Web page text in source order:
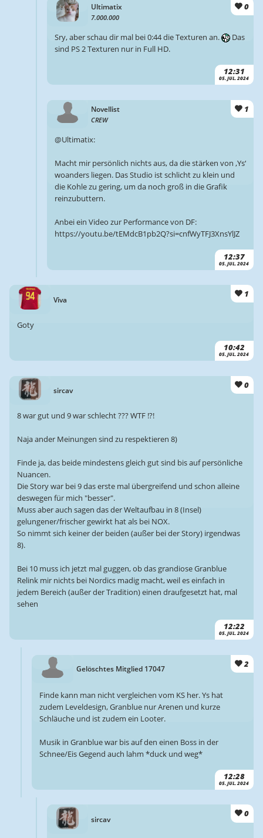
Ultimatix
7.000.000
0
12:31
05. JUL. 2024
Sry, aber schau dir mal bei 0:44 die Texturen an.
Das
sind PS 2 Texturen nur in Full HD.
Novellist
CREW
1
12:37
05. JUL. 2024
@Ultimatix:
Macht mir persönlich nichts aus, da die stärken von ‚Ys‘
woanders liegen. Das Studio ist schlicht zu klein und
die Kohle zu gering, um da noch groß in die Grafik
reinzubuttern.
Anbei ein Video zur Performance von DF:
https://youtu.be/tEMdcB1pb2Q?si=cnfWyTFJ3XnsYlJZ
Viva
1
10:42
05. JUL. 2024
Goty
sircav
0
12:22
05. JUL. 2024
8 war gut und 9 war schlecht ??? WTF !?!
Naja ander Meinungen sind zu respektieren 8)
Finde ja, das beide mindestens gleich gut sind bis auf persönliche
Nuancen.
Die Story war bei 9 das erste mal übergreifend und schon alleine
deswegen für mich "besser".
Muss aber auch sagen das der Weltaufbau in 8 (Insel)
gelungener/frischer gewirkt hat als bei NOX.
So nimmt sich keiner der beiden (außer bei der Story) irgendwas
8).
Bei 10 muss ich jetzt mal guggen, ob das grandiose Granblue
Relink mir nichts bei Nordics madig macht, weil es einfach in
jedem Bereich (außer der Tradition) einen draufgesetzt hat, mal
sehen
Gelöschtes Mitglied 17047 2
12:28
05. JUL. 2024
Finde kann man nicht vergleichen vom KS her. Ys hat
zudem Leveldesign, Granblue nur Arenen und kurze
Schläuche und ist zudem ein Looter.
Musik in Granblue war bis auf den einen Boss in der
Schnee/Eis Gegend auch lahm *duck und weg*
sircav
0